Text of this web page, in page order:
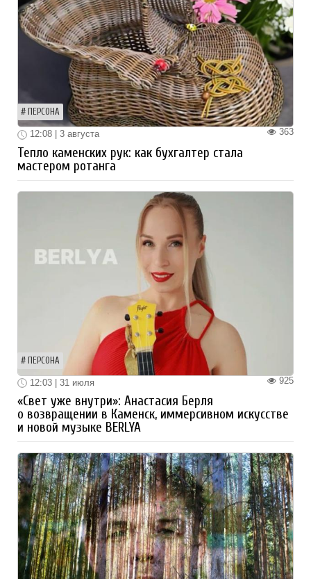
ПЕРСОНА
363
12:08 | 3 августа
Тепло каменских рук: как бухгалтер стала
мастером ротанга
ПЕРСОНА
925
12:03 | 31 июля
«Свет уже внутри»: Анастасия Берля
о возвращении в Каменск, иммерсивном искусстве
и новой музыке BERLYA